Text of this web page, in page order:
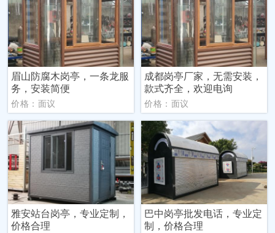
眉山防腐木岗亭，一条龙服
务，安装简便
价格：面议
成都岗亭厂家，无需安装，
款式齐全，欢迎电询
价格：面议
雅安站台岗亭，专业定制，
价格合理
巴中岗亭批发电话，专业定
制，价格合理